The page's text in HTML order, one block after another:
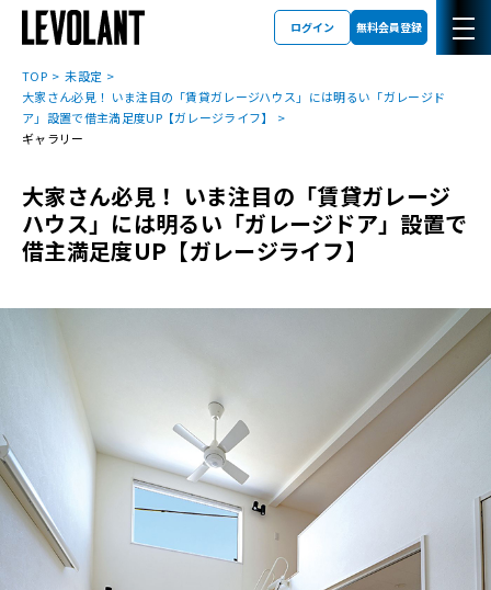
ログイン 無料会員登録
TOP
未設定
大家さん必見！ いま注目の「賃貸ガレージハウス」には明るい「ガレージド
ア」設置で借主満足度UP【ガレージライフ】
ギャラリー
大家さん必見！ いま注目の「賃貸ガレージ
ハウス」には明るい「ガレージドア」設置で
借主満足度UP【ガレージライフ】